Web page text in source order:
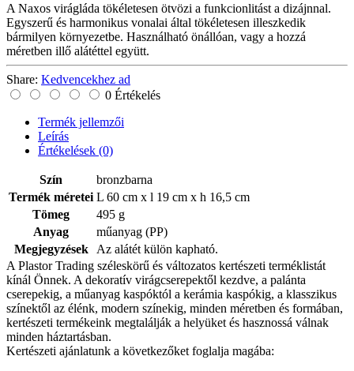
A Naxos virágláda tökéletesen ötvözi a funkcionlitást a dizájnnal.
Egyszerű és harmonikus vonalai által tökéletesen illeszkedik
bármilyen környezetbe. Használható önállóan, vagy a hozzá
méretben illő alátéttel együtt.
Share: Kedvencekhez ad
0 Értékelés
Termék jellemzői
Leírás
Értékelések (0)
Szín
bronzbarna
Termék méretei L 60 cm x l 19 cm x h 16,5 cm
Tömeg
495 g
Anyag
műanyag (PP)
Megjegyzések
Az alátét külön kapható.
A Plastor Trading széleskörű és változatos kertészeti terméklistát
kínál Önnek. A dekoratív virágcserepektől kezdve, a palánta
cserepekig, a műanyag kaspóktól a kerámia kaspókig, a klasszikus
színektől az élénk, modern színekig, minden méretben és formában,
kertészeti termékeink megtalálják a helyüket és hasznossá válnak
minden háztartásban.
Kertészeti ajánlatunk a következőket foglalja magába: